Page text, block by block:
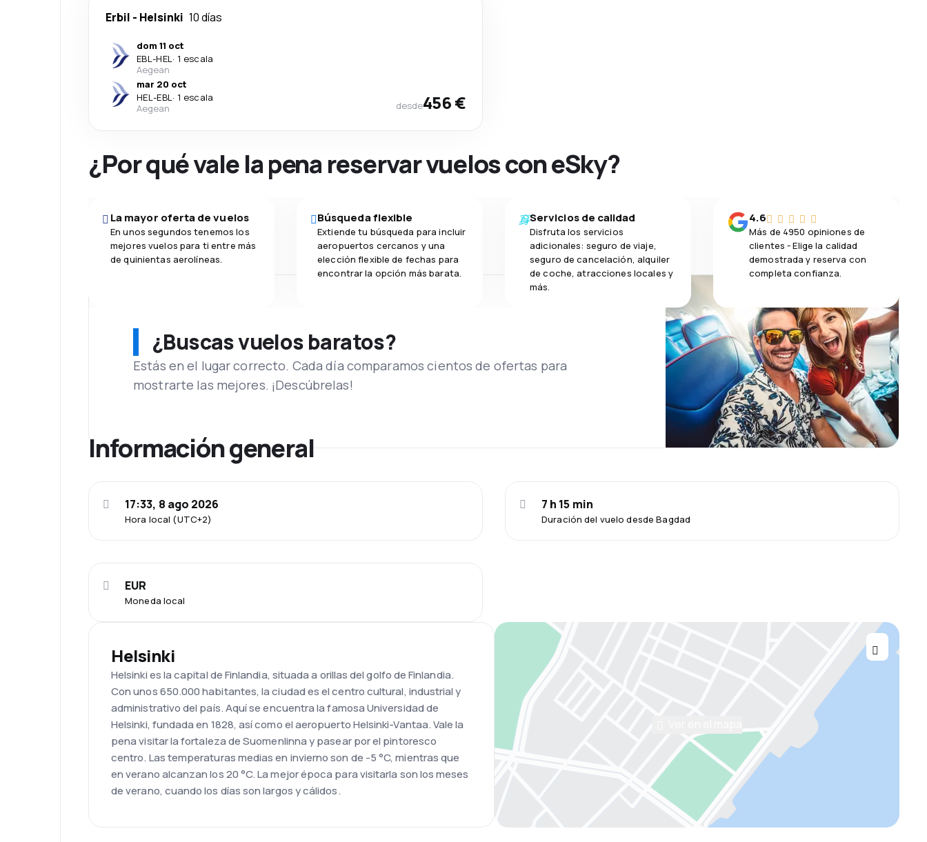
Erbil - Helsinki 10 días
dom 11 oct
EBL-HEL· 1 escala
Aegean
mar 20 oct
HEL-EBL· 1 escala
Aegean
desde456 €
¿Por qué vale la pena reservar vuelos con eSky?
La mayor oferta de vuelos
En unos segundos tenemos los
mejores vuelos para ti entre más
de quinientas aerolíneas.
Búsqueda flexible
Extiende tu búsqueda para incluir
aeropuertos cercanos y una
elección flexible de fechas para
encontrar la opción más barata.
Servicios de calidad
Disfruta los servicios
adicionales: seguro de viaje,
seguro de cancelación, alquiler
de coche, atracciones locales y
más.
4.6
Más de 4950 opiniones de
clientes - Elige la calidad
demostrada y reserva con
completa confianza.
¿Buscas vuelos baratos?
Estás en el lugar correcto. Cada día comparamos cientos de ofertas para
mostrarte las mejores. ¡Descúbrelas!
Información general
Hora local (UTC+2)
17:33, 8 ago 2026
Duración del vuelo desde Bagdad
7 h 15 min
Moneda local
EUR
Helsinki
Helsinki es la capital de Finlandia, situada a orillas del golfo de Finlandia.
Con unos 650.000 habitantes, la ciudad es el centro cultural, industrial y
administrativo del país. Aquí se encuentra la famosa Universidad de
Helsinki, fundada en 1828, así como el aeropuerto Helsinki-Vantaa. Vale la
pena visitar la fortaleza de Suomenlinna y pasear por el pintoresco
centro. Las temperaturas medias en invierno son de -5 °C, mientras que
en verano alcanzan los 20 °C. La mejor época para visitarla son los meses
de verano, cuando los días son largos y cálidos.